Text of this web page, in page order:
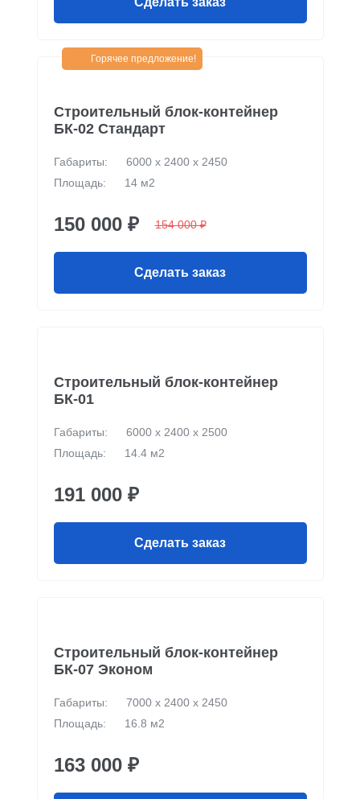
Горячее предложение!
Строительный блок-контейнер
БК-02 Стандарт
Габариты:
6000 х 2400 х 2450
Площадь:
14 м2
150 000 ₽ 154 000 ₽
Сделать заказ
Строительный блок-контейнер
БК-01
Габариты:
6000 х 2400 х 2500
Площадь:
14.4 м2
191 000 ₽
Сделать заказ
Строительный блок-контейнер
БК-07 Эконом
Габариты:
7000 х 2400 х 2450
Площадь:
16.8 м2
163 000 ₽